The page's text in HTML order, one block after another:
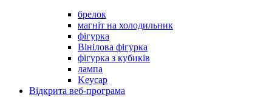
брелок
магніт на холодильник
фігурка
Вінілова фігурка
фігурка з кубиків
лампа
Keycap
Відкрита веб-програма